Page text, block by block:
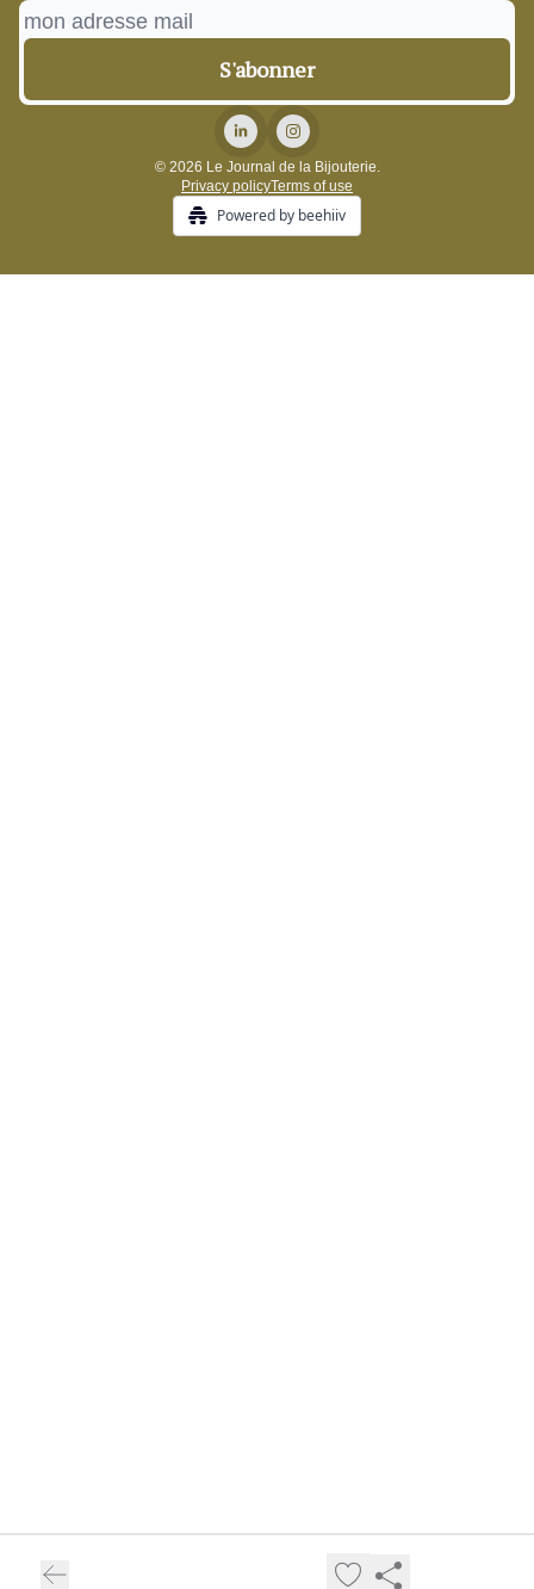
© 2026 Le Journal de la Bijouterie.
Privacy policyTerms of use
Powered by beehiiv